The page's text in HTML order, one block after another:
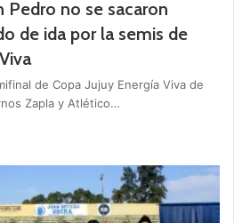
Pedro no se sacaron
de ida por la semis de
de Copa Jujuy Energía Viva de
Zapla y Atlético…